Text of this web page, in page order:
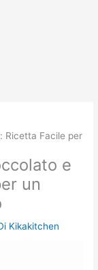
Ricetta Facile per
e
un
Kikakitchen